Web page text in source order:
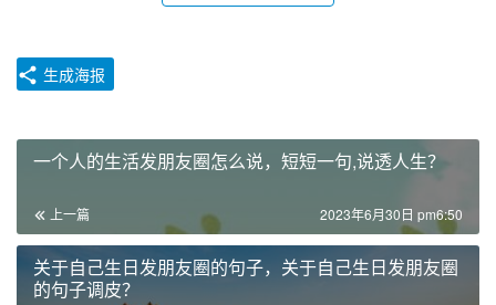
生成海报
一个人的生活发朋友圈怎么说，短短一句,说透人生？
上一篇 2023年6月30日 pm6:50
关于自己生日发朋友圈的句子，关于自己生日发朋友圈
的句子调皮？